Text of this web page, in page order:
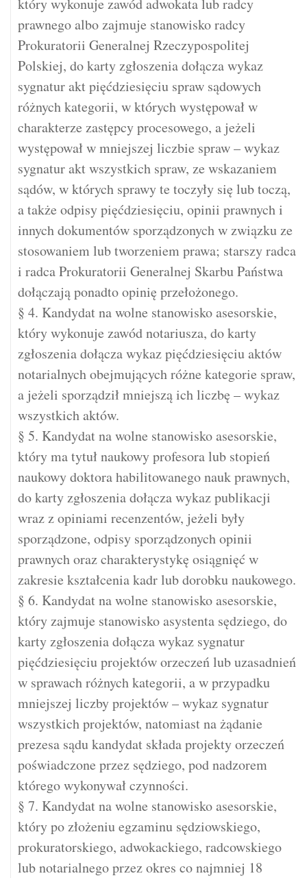
który wykonuje zawód adwokata lub radcy
prawnego albo zajmuje stanowisko radcy
Prokuratorii Generalnej Rzeczypospolitej
Polskiej, do karty zgłoszenia dołącza wykaz
sygnatur akt pięćdziesięciu spraw sądowych
różnych kategorii, w których występował w
charakterze zastępcy procesowego, a jeżeli
występował w mniejszej liczbie spraw – wykaz
sygnatur akt wszystkich spraw, ze wskazaniem
sądów, w których sprawy te toczyły się lub toczą,
a także odpisy pięćdziesięciu, opinii prawnych i
innych dokumentów sporządzonych w związku ze
stosowaniem lub tworzeniem prawa; starszy radca
i radca Prokuratorii Generalnej Skarbu Państwa
dołączają ponadto opinię przełożonego.
§ 4. Kandydat na wolne stanowisko asesorskie,
który wykonuje zawód notariusza, do karty
zgłoszenia dołącza wykaz pięćdziesięciu aktów
notarialnych obejmujących różne kategorie spraw,
a jeżeli sporządził mniejszą ich liczbę – wykaz
wszystkich aktów.
§ 5. Kandydat na wolne stanowisko asesorskie,
który ma tytuł naukowy profesora lub stopień
naukowy doktora habilitowanego nauk prawnych,
do karty zgłoszenia dołącza wykaz publikacji
wraz z opiniami recenzentów, jeżeli były
sporządzone, odpisy sporządzonych opinii
prawnych oraz charakterystykę osiągnięć w
zakresie kształcenia kadr lub dorobku naukowego.
§ 6. Kandydat na wolne stanowisko asesorskie,
który zajmuje stanowisko asystenta sędziego, do
karty zgłoszenia dołącza wykaz sygnatur
pięćdziesięciu projektów orzeczeń lub uzasadnień
w sprawach różnych kategorii, a w przypadku
mniejszej liczby projektów – wykaz sygnatur
wszystkich projektów, natomiast na żądanie
prezesa sądu kandydat składa projekty orzeczeń
poświadczone przez sędziego, pod nadzorem
którego wykonywał czynności.
§ 7. Kandydat na wolne stanowisko asesorskie,
który po złożeniu egzaminu sędziowskiego,
prokuratorskiego, adwokackiego, radcowskiego
lub notarialnego przez okres co najmniej 18